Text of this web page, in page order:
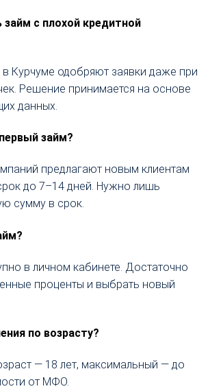
с плохой кредитной
Курчуме одобряют заявки даже при
Решение принимается на основе
данных.
займ?
предлагают новым клиентам
до 7–14 дней. Нужно лишь
сумму в срок.
в личном кабинете. Достаточно
проценты и выбрать новый
по возрасту?
— 18 лет, максимальный — до
от МФО.